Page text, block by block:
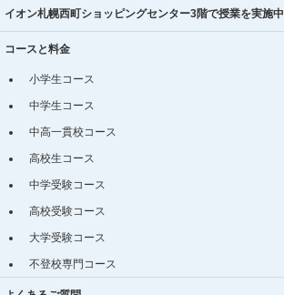
イオン札幌西町ショッピングセンター3階で授業を実施中
コースと料金
小学生コース
中学生コース
中高一貫校コース
高校生コース
中学受験コース
高校受験コース
大学受験コース
不登校専門コース